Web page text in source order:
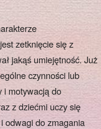
zetknięcie się z
jakąś umiejętność. Już
czynności lub
i motywacją do
z dziećmi uczy się
odwagi do zmagania